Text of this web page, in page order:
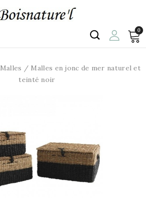
0
Malles
Malles en jonc de mer naturel et
teinté noir